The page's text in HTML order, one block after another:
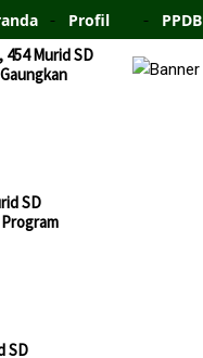
Profil PPDB
Murid SD
SD
SD